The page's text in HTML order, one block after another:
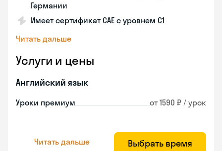
Германии
Имеет сертификат САЕ с уровнем С1
Читать дальше
Услуги и цены
Английский язык
Уроки премиум от 1590 ₽ / урок
Читать дальше Выбрать время